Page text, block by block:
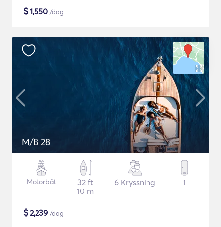
$1,550 /dag
M/B 28
Motorbåt
32 ft
10 m
6 Kryssning 1
$2,239 /dag